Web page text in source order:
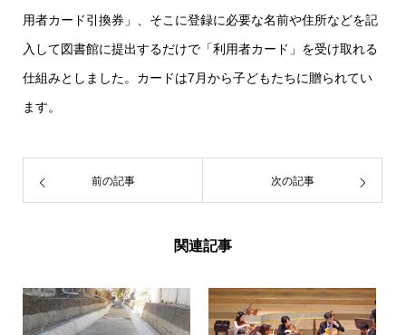
用者カード引換券」、そこに登録に必要な名前や住所などを記
入して図書館に提出するだけで「利用者カード」を受け取れる
仕組みとしました。カードは7月から子どもたちに贈られてい
ます。
前の記事 次の記事
関連記事